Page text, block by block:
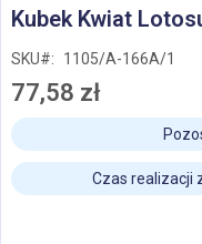
na
galerii
Kubek Kwiat
SKU 1105/A-166A/1
77,58 zł
Czas realizacji